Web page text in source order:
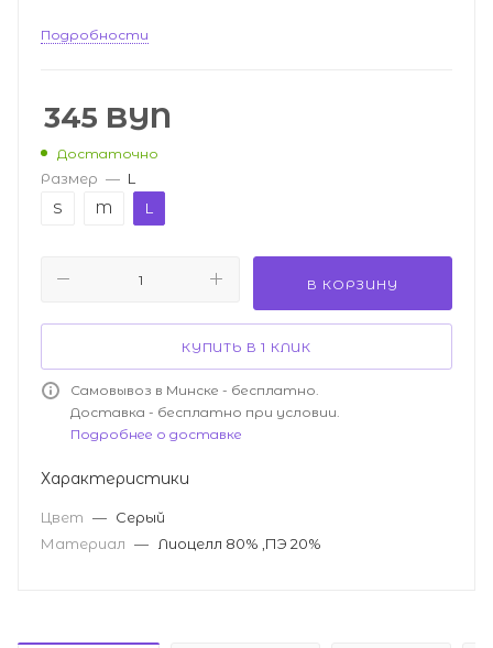
Подробности
345 BYN
Достаточно
Размер — L
S
M L
В КОРЗИНУ
КУПИТЬ В 1 КЛИК
Самовывоз в Минске - бесплатно.
Доставка - бесплатно при условии.
Подробнее о доставке
Характеристики
Цвет — Серый
Материал — Лиоцелл 80% ,ПЭ 20%